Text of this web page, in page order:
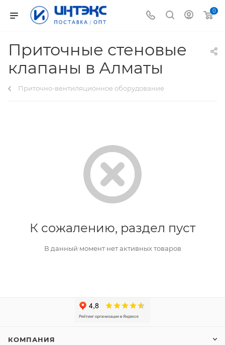
0
Приточные стеновые
клапаны в Алматы
Приточно-вентиляционное оборудование
К сожалению, раздел пуст
В данный момент нет активных товаров
КОМПАНИЯ